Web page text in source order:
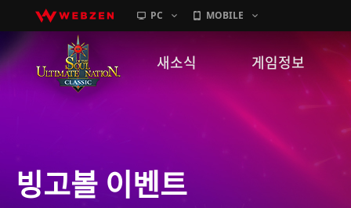
PC MOBILE
새소식
GM노트
게임정보
캐릭터소개
빙고볼 이벤트